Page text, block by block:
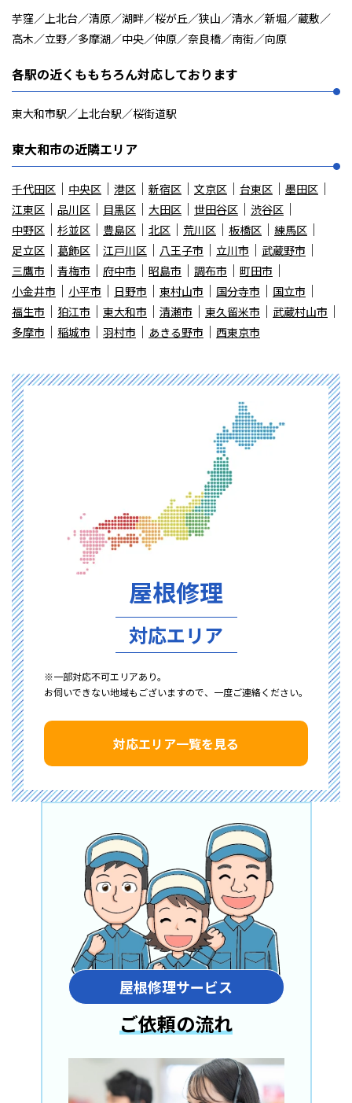
芋窪／上北台／清原／湖畔／桜が丘／狭山／清水／新堀／蔵敷／
高木／立野／多摩湖／中央／仲原／奈良橋／南街／向原
各駅の近くももちろん対応しております
東大和市駅／上北台駅／桜街道駅
東大和市の近隣エリア
千代田区 中央区 港区 新宿区 文京区 台東区
墨田区
江東区
品川区 目黒区 大田区 世田谷区
渋谷区
中野区
杉並区 豊島区 北区 荒川区 板橋区
練馬区
足立区
葛飾区 江戸川区 八王子市 立川市
武蔵野市
三鷹市
青梅市 府中市 昭島市 調布市
町田市
小金井市
小平市 日野市 東村山市 国分寺市
国立市
福生市
狛江市 東大和市 清瀬市 東久留米市
武蔵村山市
多摩市
稲城市 羽村市 あきる野市 西東京市
屋根修理
対応エリア
※一部対応不可エリアあり。
お伺いできない地域もございますので、一度ご連絡ください。
対応エリア一覧を見る
屋根修理サービス
ご依頼の流れ